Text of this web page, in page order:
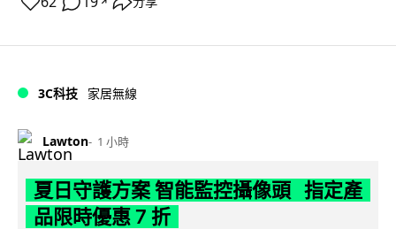
3C科技 家居無線
Lawton 1 小時
夏日守護方案 智能監控攝像頭 指定產
品限時優惠 7 折